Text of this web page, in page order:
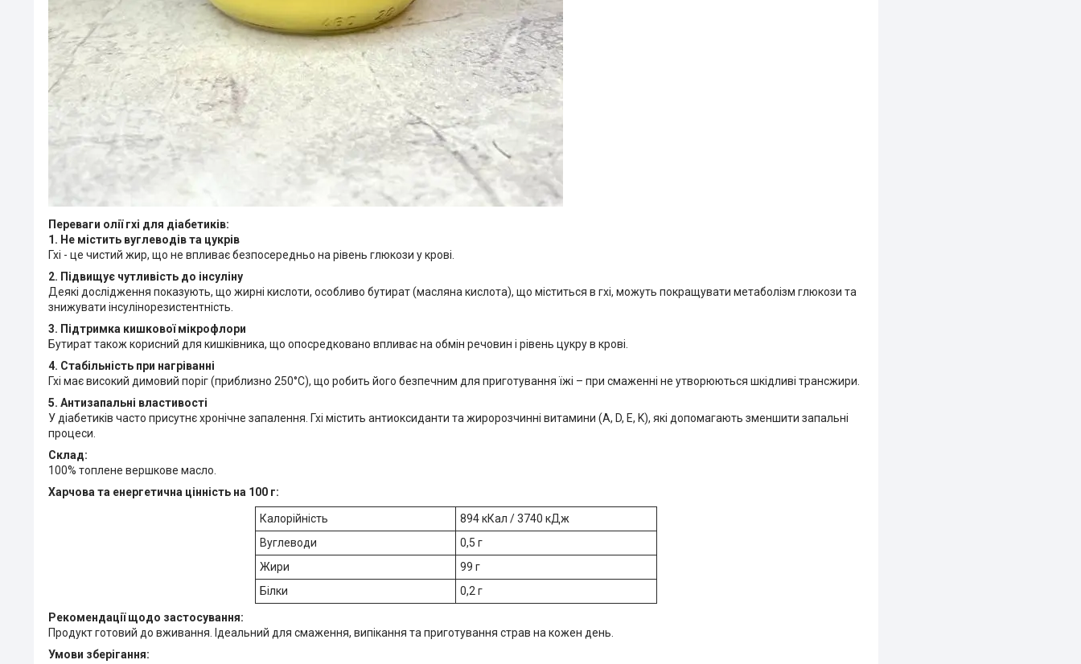
Переваги олії гхі для діабетиків:
1. Не містить вуглеводів та цукрів
Гхі - це чистий жир, що не впливає безпосередньо на рівень глюкози у крові.
2. Підвищує чутливість до інсуліну
Деякі дослідження показують, що жирні кислоти, особливо бутират (масляна кислота), що міститься в гхі, можуть покращувати метаболізм глюкози та
знижувати інсулінорезистентність.
3. Підтримка кишкової мікрофлори
Бутират також корисний для кишківника, що опосредковано впливає на обмін речовин і рівень цукру в крові.
4. Стабільність при нагріванні
Гхі має високий димовий поріг (приблизно 250°C), що робить його безпечним для приготування їжі – при смаженні не утворюються шкідливі трансжири.
5. Антизапальні властивості
У діабетиків часто присутнє хронічне запалення. Гхі містить антиоксиданти та жиророзчинні витамини (A, D, E, K), які допомагають зменшити запальні
процеси.
Склад:
100% топлене вершкове масло.
Харчова та енергетична цінність на 100 г:
Калорійність
894 кКал / 3740 кДж
Вуглеводи
0,5 г
Жири
99 г
Білки
0,2 г
Рекомендації щодо застосування:
Продукт готовий до вживання. Ідеальний для смаження, випікання та приготування страв на кожен день.
Умови зберігання: